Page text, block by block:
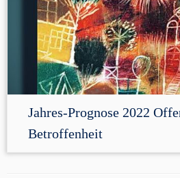
Jahres-Prognose 2022
Betroffenheit